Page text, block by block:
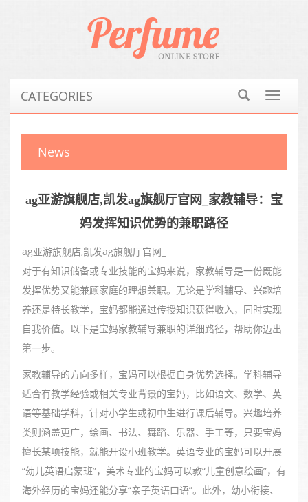
Toggle
CATEGORIES
News
ag亚游旗舰店,凯发ag旗舰厅官网_家教辅导：宝
妈发挥知识优势的兼职路径
ag亚游旗舰店,凯发ag旗舰厅官网_
对于有知识储备或专业技能的宝妈来说，家教辅导是一份既能
发挥优势又能兼顾家庭的理想兼职。无论是学科辅导、兴趣培
养还是特长教学，宝妈都能通过传授知识获得收入，同时实现
自我价值。以下是宝妈家教辅导兼职的详细路径，帮助你迈出
第一步。
家教辅导的方向多样，宝妈可以根据自身优势选择。学科辅导
适合有教学经验或相关专业背景的宝妈，比如语文、数学、英
语等基础学科，针对小学生或初中生进行课后辅导。兴趣培养
类则涵盖更广，绘画、书法、舞蹈、乐器、手工等，只要宝妈
擅长某项技能，就能开设小班教学。英语专业的宝妈可以开展
“幼儿英语启蒙班”，美术专业的宝妈可以教“儿童创意绘画”，有
海外经历的宝妈还能分享“亲子英语口语”。此外，幼小衔接、